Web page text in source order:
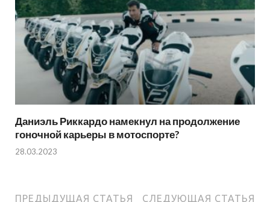
Даниэль Риккардо намекнул на продолжение
гоночной карьеры в мотоспорте?
28.03.2023
ПРЕДЫДУЩАЯ СТАТЬЯ СЛЕДУЮЩАЯ СТАТЬЯ